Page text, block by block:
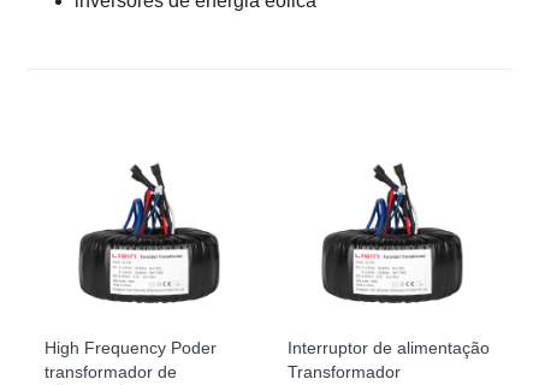
High Frequency Poder
transformador de
Interruptor de alimentação
Transformador